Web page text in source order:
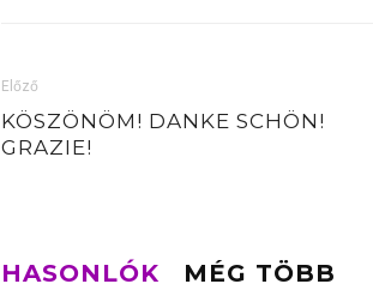
Előző
KÖSZÖNÖM! DANKE SCHÖN!
GRAZIE!
HASONLÓK MÉG TÖBB